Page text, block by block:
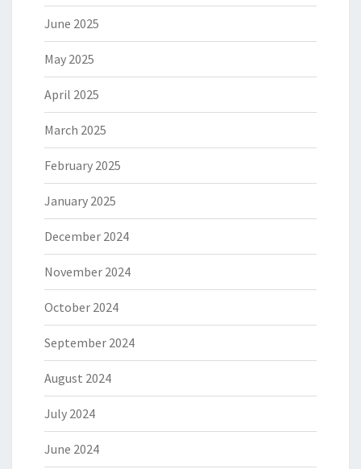
June 2025
May 2025
April 2025
March 2025
February 2025
January 2025
December 2024
November 2024
October 2024
September 2024
August 2024
July 2024
June 2024